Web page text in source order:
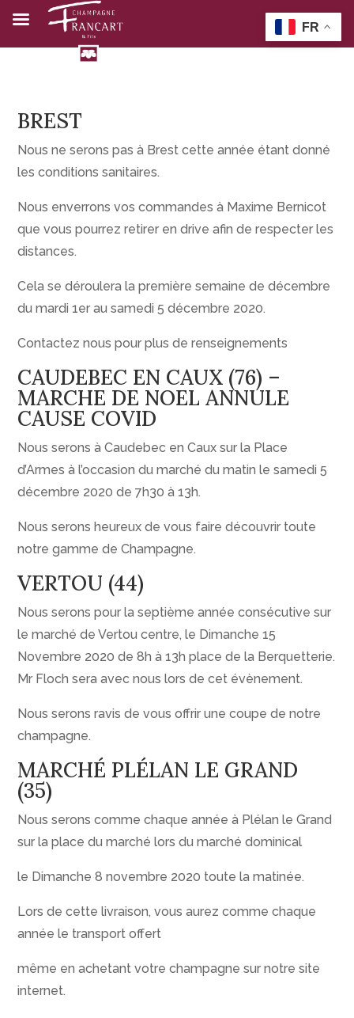
BREST
Nous ne serons pas à Brest cette année étant donné
les conditions sanitaires.
Nous enverrons vos commandes à Maxime Bernicot
que vous pourrez retirer en drive afin de respecter les
distances.
Cela se déroulera la première semaine de décembre
du mardi 1er au samedi 5 décembre 2020.
Contactez nous pour plus de renseignements
CAUDEBEC EN CAUX (76) –
MARCHE DE NOEL ANNULE
CAUSE COVID
Nous serons à Caudebec en Caux sur la Place
d’Armes à l’occasion du marché du matin le samedi 5
décembre 2020 de 7h30 à 13h.
Nous serons heureux de vous faire découvrir toute
notre gamme de Champagne.
VERTOU (44)
Nous serons pour la septième année consécutive sur
le marché de Vertou centre, le Dimanche 15
Novembre 2020 de 8h à 13h place de la Berquetterie.
Mr Floch sera avec nous lors de cet évènement.
Nous serons ravis de vous offrir une coupe de notre
champagne.
MARCHÉ PLÉLAN LE GRAND
(35)
Nous serons comme chaque année à Plélan le Grand
sur la place du marché lors du marché dominical
le Dimanche 8 novembre 2020 toute la matinée.
Lors de cette livraison, vous aurez comme chaque
année le transport offert
même en achetant votre champagne sur notre site
internet.